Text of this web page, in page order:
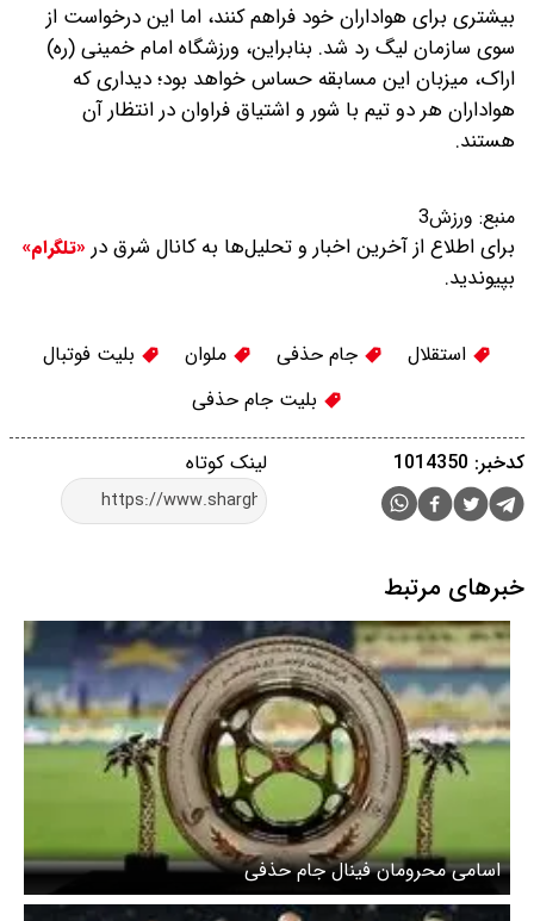
بیشتری برای هواداران خود فراهم کنند، اما این درخواست از
سوی سازمان لیگ رد شد. بنابراین، ورزشگاه امام خمینی (ره)
اراک، میزبان این مسابقه حساس خواهد بود؛ دیداری که
هواداران هر دو تیم با شور و اشتیاق فراوان در انتظار آن
هستند.
منبع: ورزش3
برای اطلاع از آخرین اخبار و تحلیل‌ها به کانال شرق در «تلگرام»
بپیوندید.
استقلال جام حذفی ملوان
بلیت فوتبال
بلیت جام حذفی
لینک کوتاه کدخبر: 1014350
خبرهای مرتبط
اسامی محرومان فینال جام حذفی